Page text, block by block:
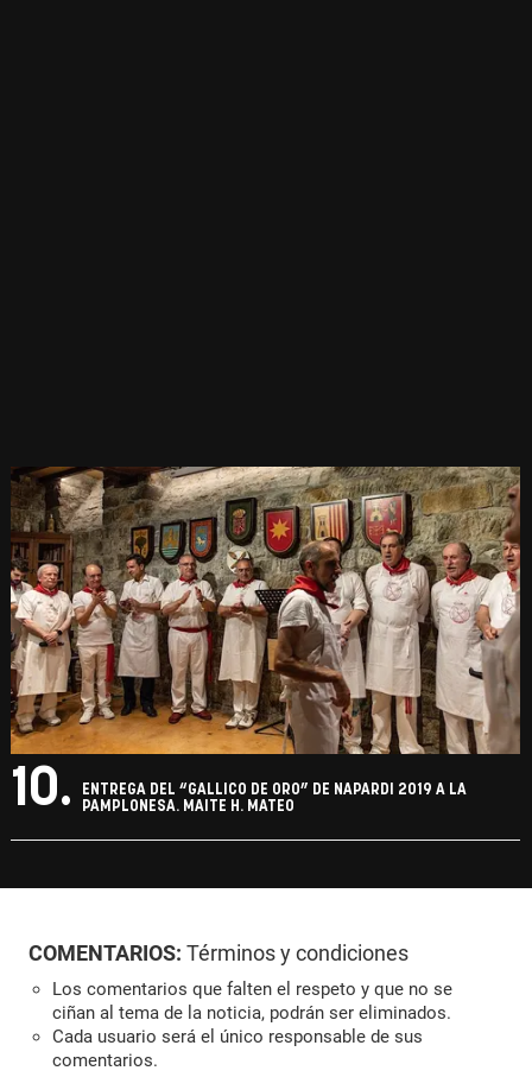
10.
ENTREGA DEL “GALLICO DE ORO” DE NAPARDI 2019 A LA
PAMPLONESA. MAITE H. MATEO
COMENTARIOS: Términos y condiciones
Los comentarios que falten el respeto y que no se
ciñan al tema de la noticia, podrán ser eliminados.
Cada usuario será el único responsable de sus
comentarios.